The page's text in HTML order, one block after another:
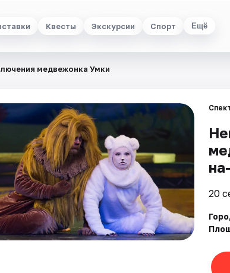
Квесты Экскурсии Спорт Ещё
медвежонка Умки
20